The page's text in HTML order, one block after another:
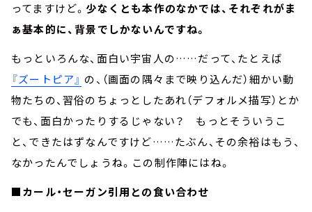
ってますけど。 少なくとも本作のなかでは、それぞれがま
ぁ基本的に、背景でしかないんですね。
もっといろんな、面白い宇宙人の……だって、たとえば
『ズートピア』 の、（画面の隅々まで映り込んだ）細かい動
物たちの、習俗のちょっとしたあれ（デフォルメ描写）とか
でも、面白かったりするじゃない？ もっとそういうこ
と、できたはずなんですけど……たぶん、その余裕はもう、
なかったんでしょうね。この制作陣にはね。
■カール・セーガン引用との食い合わせ